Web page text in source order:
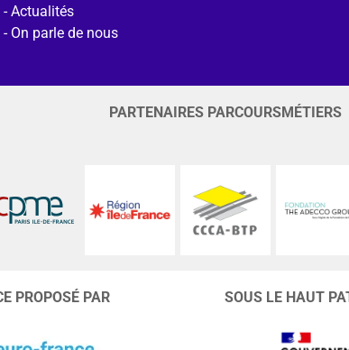
Actualités
On parle de nous
PARTENAIRES PARCOURSMÉTIERS
PROPOSÉ PAR SOUS LE HAUT